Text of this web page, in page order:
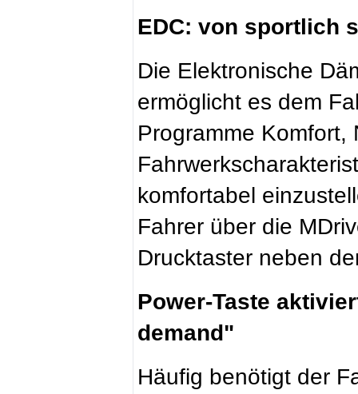
EDC: von sportlich
Die Elektronische
ermöglicht es dem
Programme Komfort,
komfortabel
Fahrer über die
Drucktaster neben
Power-Taste
demand"
Häufig benötigt der